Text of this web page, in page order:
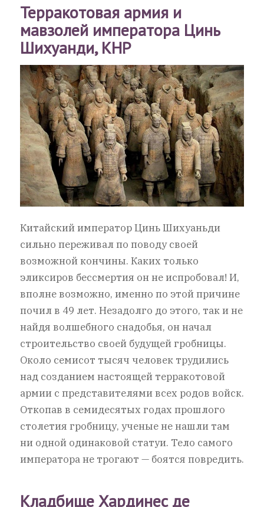
Терракотовая армия и
мавзолей императора Цинь
Шихуанди, КНР
Китайский император Цинь Шихуаньди
сильно переживал по поводу своей
возможной кончины. Каких только
эликсиров бессмертия он не испробовал! И,
вполне возможно, именно по этой причине
почил в 49 лет. Незадолго до этого, так и не
найдя волшебного снадобья, он начал
строительство своей будущей гробницы.
Около семисот тысяч человек трудились
над созданием настоящей терракотовой
армии с представителями всех родов войск.
Откопав в семидесятых годах прошлого
столетия гробницу, ученые не нашли там
ни одной одинаковой статуи. Тело самого
императора не трогают — боятся повредить.
Кладбище Хардинес де